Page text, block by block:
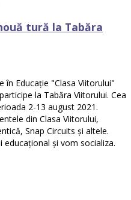
tură la Tabăra
în Educație "Clasa Viitorului"
la Tabăra Viitorului. Cea
2-13 august 2021.
din Clasa Viitorului,
Snap Circuits și altele.
educațional și vom socializa.